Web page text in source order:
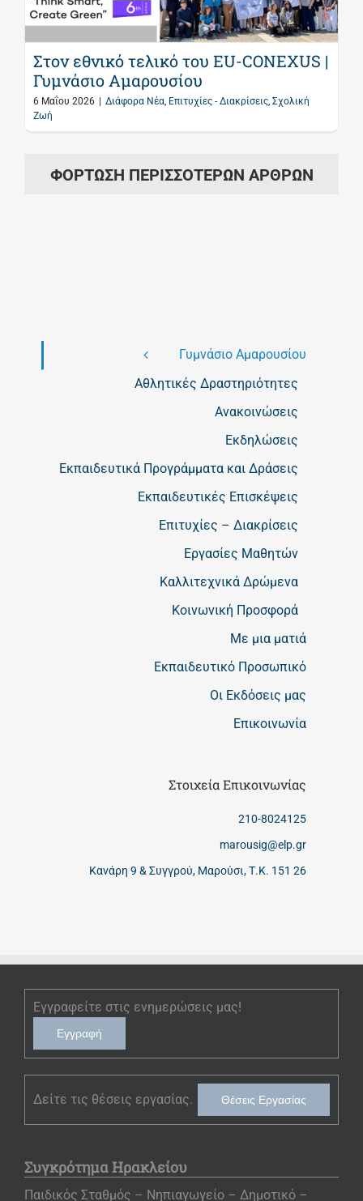
Στον εθνικό τελικό του EU-CONEXUS |
Γυμνάσιο Αμαρουσίου
6 Μαΐου 2026 | Διάφορα Νέα, Επιτυχίες - Διακρίσεις, Σχολική
Ζωή
ΦΌΡΤΩΣΗ ΠΕΡΙΣΣΌΤΕΡΩΝ ΆΡΘΡΩΝ
Γυμνάσιο Αμαρουσίου
Αθλητικές Δραστηριότητες
Ανακοινώσεις
Εκδηλώσεις
Εκπαιδευτικά Προγράμματα και Δράσεις
Εκπαιδευτικές Επισκέψεις
Επιτυχίες – Διακρίσεις
Εργασίες Μαθητών
Καλλιτεχνικά Δρώμενα
Κοινωνική Προσφορά
Με μια ματιά
Εκπαιδευτικό Προσωπικό
Οι Εκδόσεις μας
Επικοινωνία
Στοιχεία Επικοινωνίας
210-8024125
marousig@elp.gr
Κανάρη 9 & Συγγρού, Μαρούσι, Τ.Κ. 151 26
Εγγραφείτε στις ενημερώσεις μας!
Εγγραφή
Δείτε τις θέσεις εργασίας. Θέσεις Εργασίας
Συγκρότημα Ηρακλείου
Παιδικός Σταθμός – Νηπιαγωγείο – Δημοτικό –